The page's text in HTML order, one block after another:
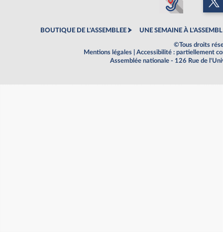
BOUTIQUE DE L'ASSEMBLEE UNE SEMAINE À
©Tous droits
Mentions légales
Accessibilité : partiellement
Assemblée nationale - 126 Rue de